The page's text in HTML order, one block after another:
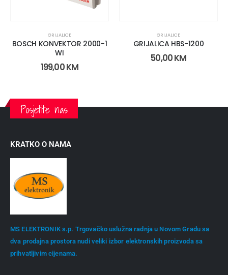
GRIJALICE
BOSCH KONVEKTOR 2000-1
WI
199,00KM
GRIJALICE
GRIJALICA HBS-1200
50,00KM
Posjetite nas
KRATKO O NAMA
MS ELEKTRONIK s.p. Trgovačko uslužna radnja u Novom Gradu sa
dva prodajna prostora nudi veliki izbor elektronskih proizvoda sa
prihvatljivim cijenama.